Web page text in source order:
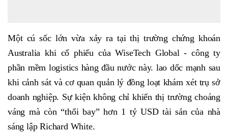
Một cú sốc lớn vừa xảy ra tại thị trường chứng khoán
Australia khi cổ phiếu của WiseTech Global - công ty
phần mềm logistics hàng đầu nước này. lao dốc mạnh sau
khi cảnh sát và cơ quan quản lý đồng loạt khám xét trụ sở
doanh nghiệp. Sự kiện không chỉ khiến thị trường choáng
váng mà còn “thổi bay” hơn 1 tỷ USD tài sản của nhà
sáng lập Richard White.